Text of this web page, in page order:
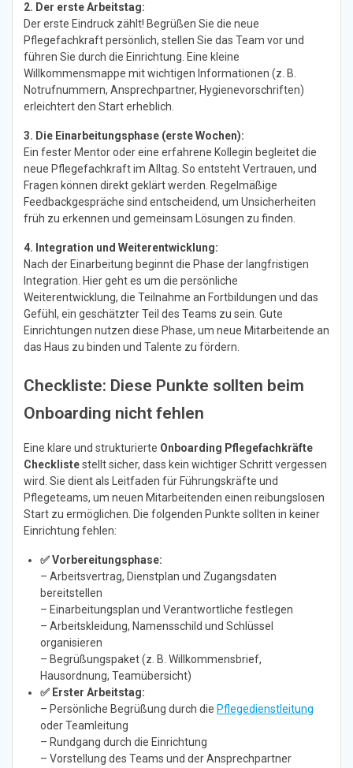
2. Der erste Arbeitstag:
Der erste Eindruck zählt! Begrüßen Sie die neue
Pflegefachkraft persönlich, stellen Sie das Team vor und
führen Sie durch die Einrichtung. Eine kleine
Willkommensmappe mit wichtigen Informationen (z. B.
Notrufnummern, Ansprechpartner, Hygienevorschriften)
erleichtert den Start erheblich.
3. Die Einarbeitungsphase (erste Wochen):
Ein fester Mentor oder eine erfahrene Kollegin begleitet die
neue Pflegefachkraft im Alltag. So entsteht Vertrauen, und
Fragen können direkt geklärt werden. Regelmäßige
Feedbackgespräche sind entscheidend, um Unsicherheiten
früh zu erkennen und gemeinsam Lösungen zu finden.
4. Integration und Weiterentwicklung:
Nach der Einarbeitung beginnt die Phase der langfristigen
Integration. Hier geht es um die persönliche
Weiterentwicklung, die Teilnahme an Fortbildungen und das
Gefühl, ein geschätzter Teil des Teams zu sein. Gute
Einrichtungen nutzen diese Phase, um neue Mitarbeitende an
das Haus zu binden und Talente zu fördern.
Checkliste: Diese Punkte sollten beim
Onboarding nicht fehlen
Eine klare und strukturierte Onboarding Pflegefachkräfte
Checklistestellt sicher, dass kein wichtiger Schritt vergessen
wird. Sie dient als Leitfaden für Führungskräfte und
Pflegeteams, um neuen Mitarbeitenden einen reibungslosen
Start zu ermöglichen. Die folgenden Punkte sollten in keiner
Einrichtung fehlen:
✅ Vorbereitungsphase:
– Arbeitsvertrag, Dienstplan und Zugangsdaten
bereitstellen
– Einarbeitungsplan und Verantwortliche festlegen
– Arbeitskleidung, Namensschild und Schlüssel
organisieren
– Begrüßungspaket (z. B. Willkommensbrief,
Hausordnung, Teamübersicht)
✅ Erster Arbeitstag:
– Persönliche Begrüßung durch die Pflegedienstleitung
oder Teamleitung
– Rundgang durch die Einrichtung
– Vorstellung des Teams und der Ansprechpartner